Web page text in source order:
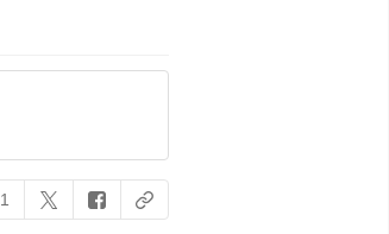
1